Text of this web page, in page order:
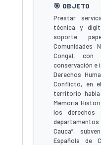
Prestar
técnica y
soporte
Comunidades
Congal, con
conservación e
Derechos
Conflicto, en
territorio
Memoria
los
Cauca”,
Española de